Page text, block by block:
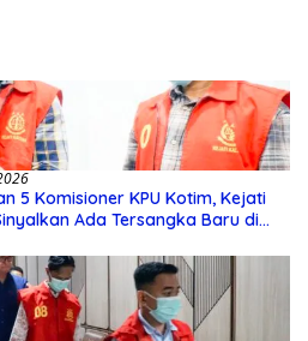
5 Komisioner KPU Kotim, Kejati
Ada Tersangka Baru di